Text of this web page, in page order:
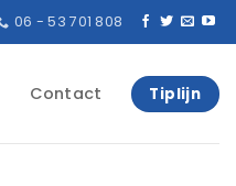
06 - 53 701 808
Contact Tiplijn